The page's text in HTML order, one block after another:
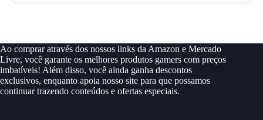
Ao comprar através dos nossos links da Amazon e Mercado
Livre, você garante os melhores produtos gamers com preços
imbatíveis! Além disso, você ainda ganha descontos
exclusivos, enquanto apoia nosso site para que possamos
continuar trazendo conteúdos e ofertas especiais.